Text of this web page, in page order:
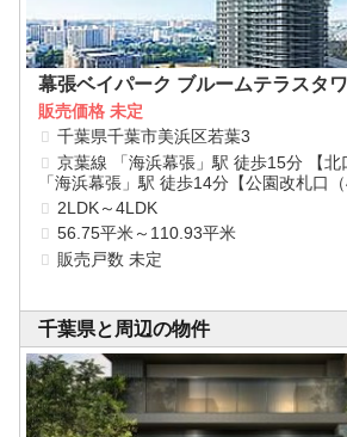
幕張ベイパーク ブルームテラスタ
販売価格 未定
千葉県千葉市美浜区若葉3
京葉線 「海浜幕張」駅 徒歩15分 【
「海浜幕張」駅 徒歩14分【公園改札口
2LDK～4LDK
56.75平米～110.93平米
販売戸数 未定
千葉県と周辺の物件